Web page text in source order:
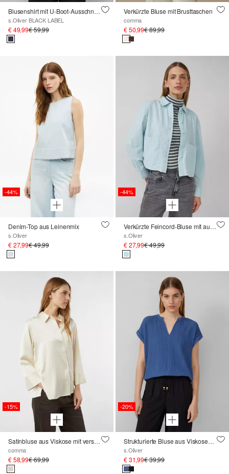
Blusenshirt mit U-Boot-Ausschnitt aus reiner Viskose
s.Oliver BLACK LABEL
€ 49,99€ 59,99
Verkürzte Bluse mit Brusttaschen
comma
€ 50,99€ 89,99
-44%
Denim-Top aus Leinenmix
s.Oliver
€ 27,99€ 49,99
-44%
Verkürzte Feincord-Bluse mit aufgesetzten Taschen
s.Oliver
€ 27,99€ 49,99
-15%
Satinbluse aus Viskose mit verstellbarer Manschette
comma
€ 58,99€ 69,99
-20%
Strukturierte Bluse aus Viskosemix
s.Oliver
€ 31,99€ 39,99